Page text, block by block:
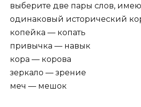
выберите две пары слов,
одинаковый исторический
копейка — копать
привычка — навык
кора — корова
зеркало — зрение
меч — мешок